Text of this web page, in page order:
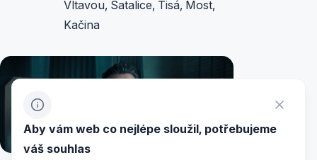
Vltavou, Satalice, Tisá, Most,
Kačina
Aby vám web co nejlépe sloužil, potřebujeme
váš souhlas